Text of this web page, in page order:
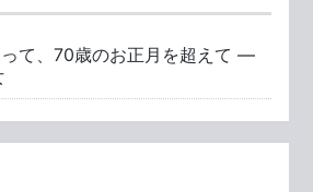
て、70歳のお正月を超えて ―